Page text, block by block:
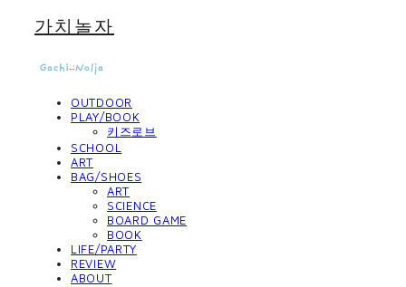
가치놀자
OUTDOOR
PLAY/BOOK
키즈로브
SCHOOL
ART
BAG/SHOES
ART
SCIENCE
BOARD GAME
BOOK
LIFE/PARTY
REVIEW
ABOUT